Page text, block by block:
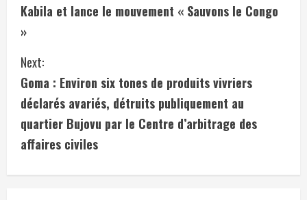
Kabila et lance le mouvement « Sauvons le Congo
»
Next:
Goma : Environ six tones de produits vivriers
déclarés avariés, détruits publiquement au
quartier Bujovu par le Centre d’arbitrage des
affaires civiles